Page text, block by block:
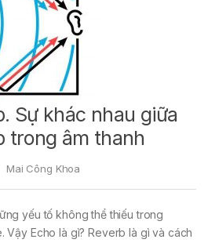
Sự khác nhau giữa
trong âm thanh
Mai Công Khoa
yếu tố không thể thiếu trong
Vậy Echo là gì? Reverb là gì và cách